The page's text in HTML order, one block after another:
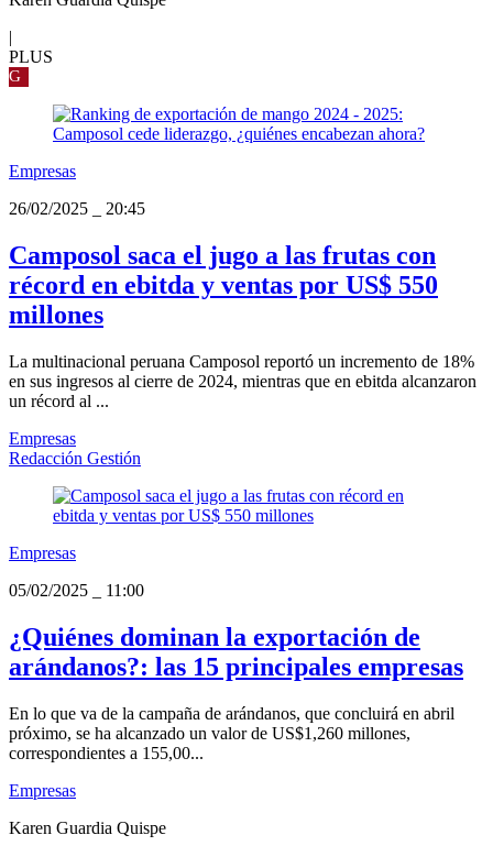
|
PLUS
G
Empresas
26/02/2025
20:45
Camposol saca el jugo a las frutas con
récord en ebitda y ventas por US$ 550
millones
La multinacional peruana Camposol reportó un incremento de 18%
en sus ingresos al cierre de 2024, mientras que en ebitda alcanzaron
un récord al ...
Empresas
Redacción Gestión
Empresas
05/02/2025
11:00
¿Quiénes dominan la exportación de
arándanos?: las 15 principales empresas
En lo que va de la campaña de arándanos, que concluirá en abril
próximo, se ha alcanzado un valor de US$1,260 millones,
correspondientes a 155,00...
Empresas
Karen Guardia Quispe